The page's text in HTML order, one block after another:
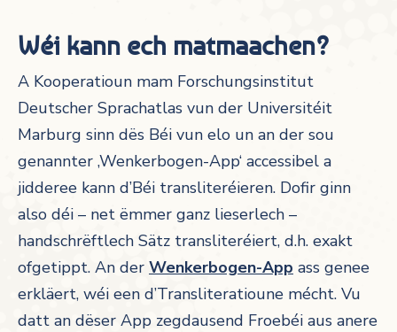
Wéi kann ech matmaachen?
A Kooperatioun mam Forschungsinstitut
Deutscher Sprachatlas vun der Universitéit
Marburg sinn dës Béi vun elo un an der sou
genannter ‚Wenkerbogen-App‘ accessibel a
jidderee kann d’Béi transliteréieren. Dofir ginn
also déi – net ëmmer ganz lieserlech –
handschrëftlech Sätz transliteréiert, d.h. exakt
ofgetippt. An der Wenkerbogen-App ass genee
erkläert, wéi een d’Transliteratioune mécht. Vu
datt an dëser App zegdausend Froebéi aus anere